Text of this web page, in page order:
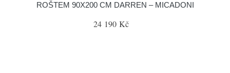
ROŠTEM 90X200 CM DARREN – MICADONI
24 190 Kč